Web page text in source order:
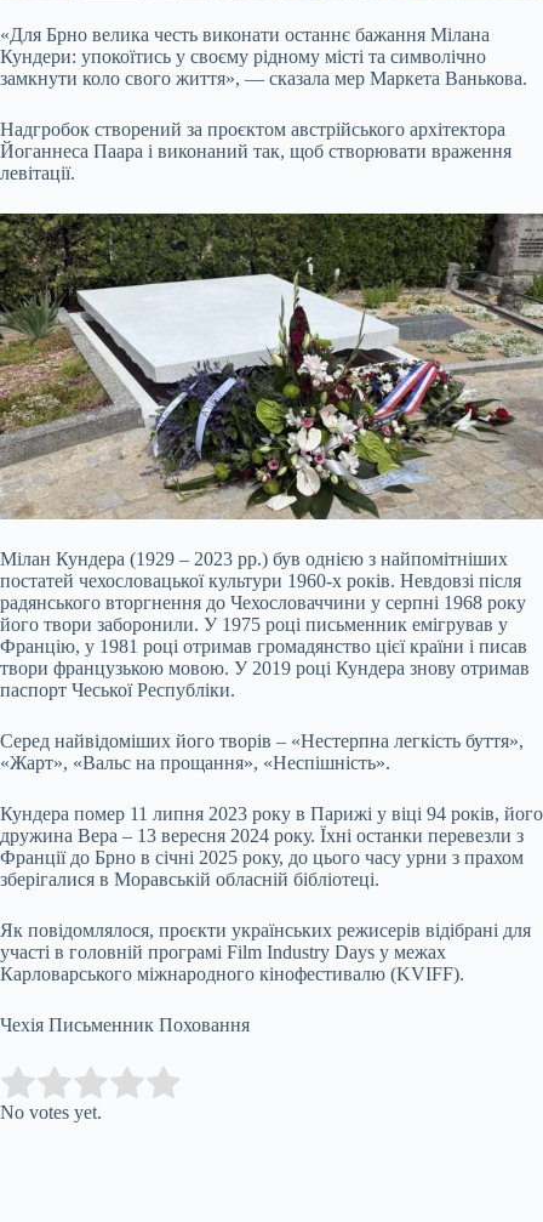
«Для Брно велика честь виконати останнє бажання Мілана
Кундери: упокоїтись у своєму рідному місті та символічно
замкнути коло свого життя», — сказала мер Маркета Ванькова.
Надгробок створений за проєктом австрійського архітектора
Йоганнеса Паара і виконаний так, щоб створювати враження
левітації.
Мілан Кундера (1929 – 2023 рр.) був однією з найпомітніших
постатей чехословацької культури 1960-х років. Невдовзі після
радянського вторгнення до Чехословаччини у серпні 1968 року
його твори заборонили. У 1975 році письменник емігрував у
Францію, у 1981 році отримав громадянство цієї країни і писав
твори французькою мовою. У 2019 році Кундера знову отримав
паспорт Чеської Республіки.
Серед найвідоміших його творів – «Нестерпна легкість буття»,
«Жарт», «Вальс на прощання», «Неспішність».
Кундера помер 11 липня 2023 року в Парижі у віці 94 років, його
дружина Вера – 13 вересня 2024 року. Їхні останки перевезли з
Франції до Брно в січні 2025 року, до цього часу урни з прахом
зберігалися в Моравській обласній бібліотеці.
Як повідомлялося, проєкти українських режисерів відібрані для
участі в головній програмі Film Industry Days у межах
Карловарського міжнародного кінофестивалю (KVIFF).
Чехія Письменник Поховання
Rate this item:
No votes yet.